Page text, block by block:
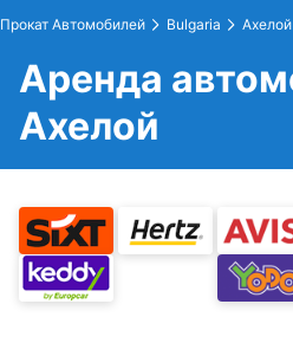
Прокат Автомобилей Bulgaria Ахелой
Аренда
Ахелой